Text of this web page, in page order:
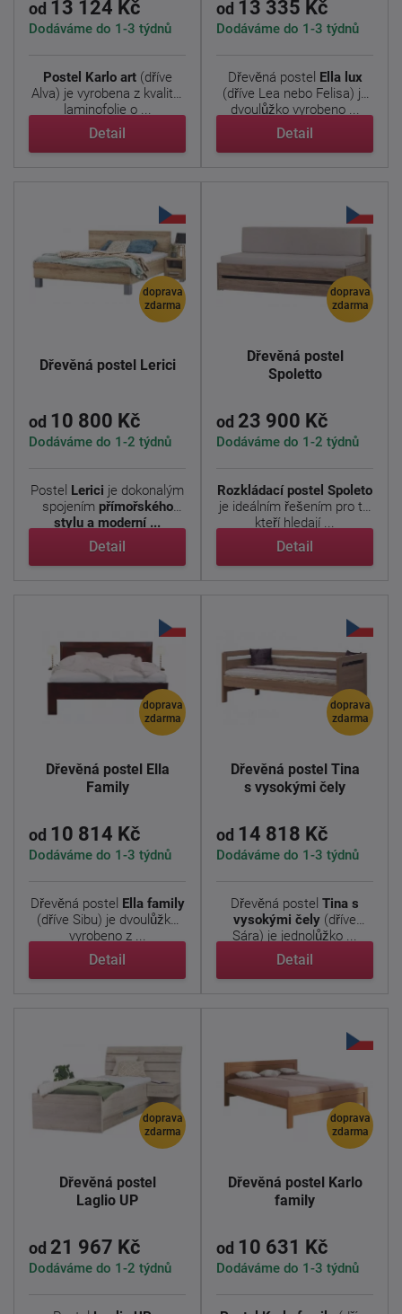
od 13 124 Kč
Dodáváme do 1-3 týdnů
Postel Karlo art (dříve
Alva) je vyrobena z kvalitní
laminofolie o ...
Detail
od 13 335 Kč
Dodáváme do 1-3 týdnů
Dřevěná postel Ella lux
(dříve Lea nebo Felisa) je
dvoulůžko vyrobeno ...
Detail
doprava
zdarma
Dřevěná postel Lerici
od 10 800 Kč
Dodáváme do 1-2 týdnů
Postel Lerici je dokonalým
spojením přímořského
stylu a moderní ...
Detail
doprava
zdarma
Dřevěná postel
Spoletto
od 23 900 Kč
Dodáváme do 1-2 týdnů
Rozkládací postel Spoleto
je ideálním řešením pro ty,
kteří hledají ...
Detail
doprava
zdarma
Dřevěná postel Ella
Family
od 10 814 Kč
Dodáváme do 1-3 týdnů
Dřevěná postel Ella family
(dříve Sibu) je dvoulůžko
vyrobeno z ...
Detail
doprava
zdarma
Dřevěná postel Tina
s vysokými čely
od 14 818 Kč
Dodáváme do 1-3 týdnů
Dřevěná postel Tina s
vysokými čely (dříve
Sára) je jednolůžko ...
Detail
doprava
zdarma
Dřevěná postel
Laglio UP
od 21 967 Kč
Dodáváme do 1-2 týdnů
doprava
zdarma
Dřevěná postel Karlo
family
od 10 631 Kč
Dodáváme do 1-3 týdnů